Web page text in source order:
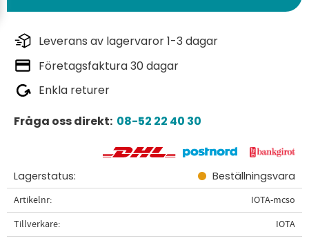
Leverans av lagervaror 1-3 dagar
Företagsfaktura 30 dagar
Enkla returer
Fråga oss direkt: 08-52 22 40 30
Lagerstatus Beställningsvara
Artikelnr
IOTA-mcso
Tillverkare
IOTA